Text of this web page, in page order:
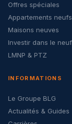
Offres spéciales
Appartements neufs
Maisons neuves
Investir dans le neuf
LMNP & PTZ
INFORMATIONS
Le Groupe BLG
Actualités & Guides